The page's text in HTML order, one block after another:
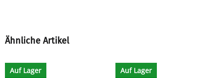
Ähnliche Artikel
Auf Lager Auf Lager